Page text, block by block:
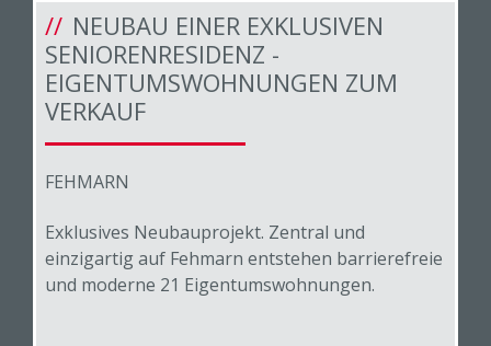
NEUBAU EINER EXKLUSIVEN
SENIORENRESIDENZ -
EIGENTUMSWOHNUNGEN ZUM
VERKAUF
FEHMARN
Exklusives Neubauprojekt. Zentral und
einzigartig auf Fehmarn entstehen barrierefreie
und moderne 21 Eigentumswohnungen.